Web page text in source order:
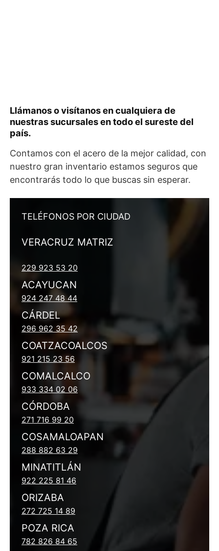
Llámanos o visítanos en cualquiera de
nuestras sucursales en todo el sureste del
país.
Contamos con el acero de la mejor calidad, con
nuestro gran inventario estamos seguros que
encontrarás todo lo que buscas sin esperar.
TELÉFONOS POR CIUDAD
VERACRUZ MATRIZ
229 923 53 20
ACAYUCAN
924 247 48 44
CÁRDEL
296 962 35 42
COATZACOALCOS
921 215 23 56
COMALCALCO
933 334 02 06
CÓRDOBA
271 716 99 20
COSAMALOAPAN
288 882 63 29
MINATITLÁN
922 225 81 46
ORIZABA
272 725 14 89
POZA RICA
782 826 84 65